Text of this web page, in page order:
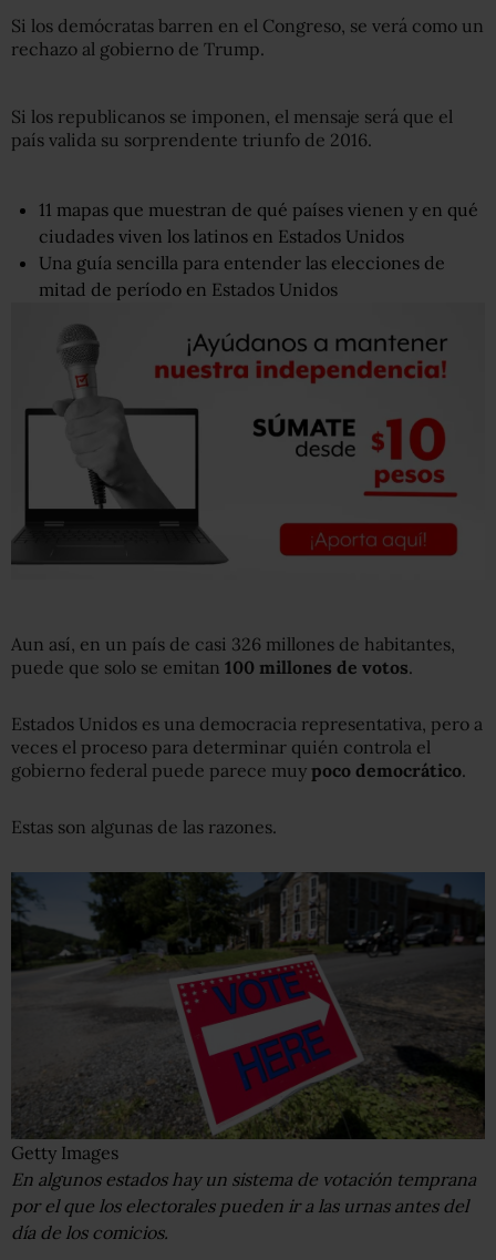
Si los demócratas barren en el Congreso, se verá como un
rechazo al gobierno de Trump.
Si los republicanos se imponen, el mensaje será que el
país valida su sorprendente triunfo de 2016.
11 mapas que muestran de qué países vienen y en qué
ciudades viven los latinos en Estados Unidos
Una guía sencilla para entender las elecciones de
mitad de período en Estados Unidos
Aun así, en un país de casi 326 millones de habitantes,
puede que solo se emitan 100 millones de votos.
Estados Unidos es una democracia representativa, pero a
veces el proceso para determinar quién controla el
gobierno federal puede parece muy poco democrático.
Estas son algunas de las razones.
Getty Images
En algunos estados hay un sistema de votación temprana
por el que los electorales pueden ir a las urnas antes del
día de los comicios.